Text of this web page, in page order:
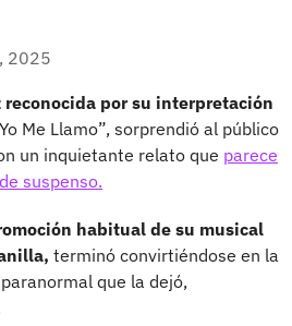
2025
por su interpretación
Me Llamo”, sorprendió al público
un inquietante relato que parece
suspenso.
habitual de su musical
terminó convirtiéndose en la
que la dejó,